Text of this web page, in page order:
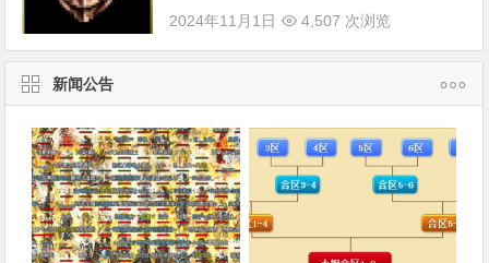
2024年11月1日 4,507 次浏览
新闻公告